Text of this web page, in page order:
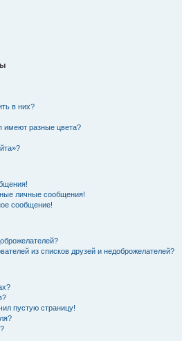
в них?
имеют разные цвета?
личные сообщения!
сообщение!
из списков друзей и недоброжелателей?
пустую страницу!